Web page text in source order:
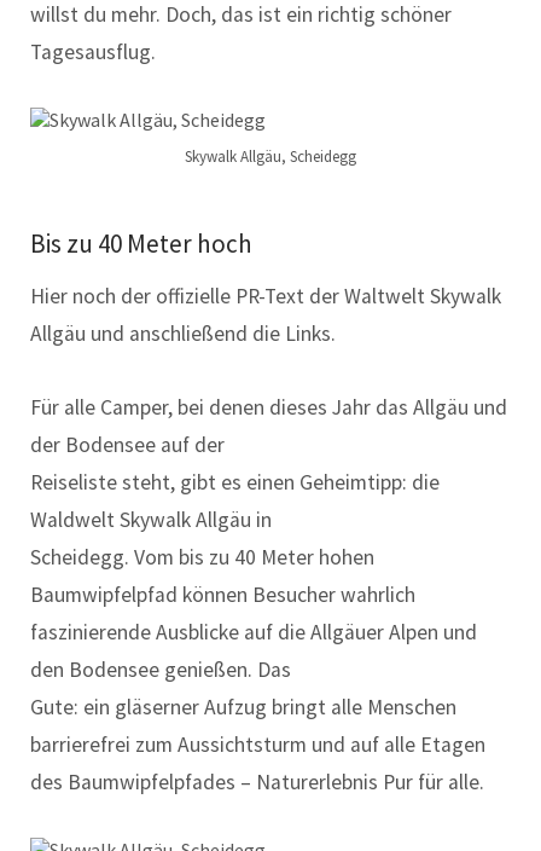
willst du mehr. Doch, das ist ein richtig schöner
Tagesausflug.
Skywalk Allgäu, Scheidegg
Bis zu 40 Meter hoch
Hier noch der offizielle PR-Text der Waltwelt Skywalk
Allgäu und anschließend die Links.
Für alle Camper, bei denen dieses Jahr das Allgäu und
der Bodensee auf der
Reiseliste steht, gibt es einen Geheimtipp: die
Waldwelt Skywalk Allgäu in
Scheidegg. Vom bis zu 40 Meter hohen
Baumwipfelpfad können Besucher wahrlich
faszinierende Ausblicke auf die Allgäuer Alpen und
den Bodensee genießen. Das
Gute: ein gläserner Aufzug bringt alle Menschen
barrierefrei zum Aussichtsturm und auf alle Etagen
des Baumwipfelpfades – Naturerlebnis Pur für alle.